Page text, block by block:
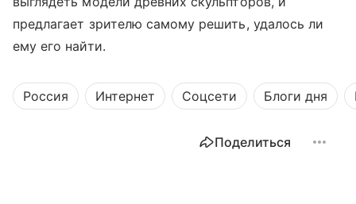
предлагает зрителю самому решить, удалось ли
ему его найти.
Россия Интернет Соцсети Блоги дня
Поделиться